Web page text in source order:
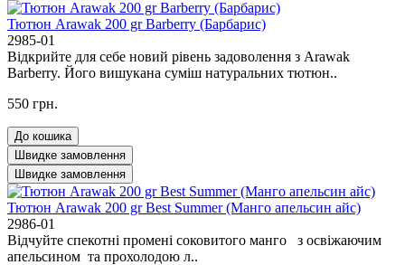
Тютюн Arawak 200 gr Barberry (Барбарис)
2985-01
Відкрийте для себе новий рівень задоволення з Arawak
Barberry. Його вишукана суміш натуральних тютюн..
550 грн.
До кошика
Швидке замовлення
Швидке замовлення
Тютюн Arawak 200 gr Best Summer (Манго апельсин айс)
2986-01
Відчуйте спекотні промені соковитого манго з освіжаючим
апельсином та прохолодою л..